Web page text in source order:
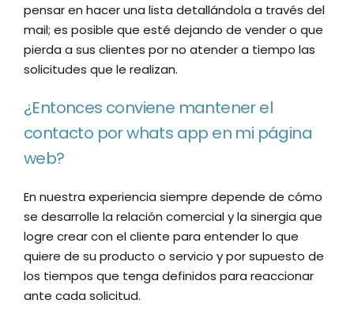
pensar en hacer una lista detallándola a través del
mail; es posible que esté dejando de vender o que
pierda a sus clientes por no atender a tiempo las
solicitudes que le realizan.
¿Entonces conviene mantener el
contacto por whats app en mi página
web?
En nuestra experiencia siempre depende de cómo
se desarrolle la relación comercial y la sinergia que
logre crear con el cliente para entender lo que
quiere de su producto o servicio y por supuesto de
los tiempos que tenga definidos para reaccionar
ante cada solicitud.